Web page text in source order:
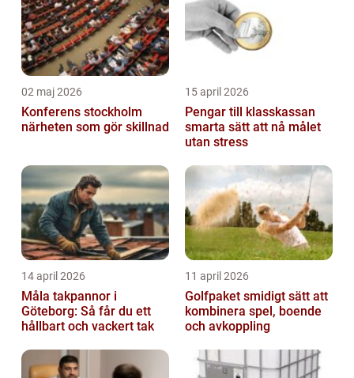
02 maj 2026
Konferens stockholm
närheten som gör skillnad
15 april 2026
Pengar till klasskassan
smarta sätt att nå målet
utan stress
14 april 2026
Måla takpannor i
Göteborg: Så får du ett
hållbart och vackert tak
11 april 2026
Golfpaket smidigt sätt att
kombinera spel, boende
och avkoppling